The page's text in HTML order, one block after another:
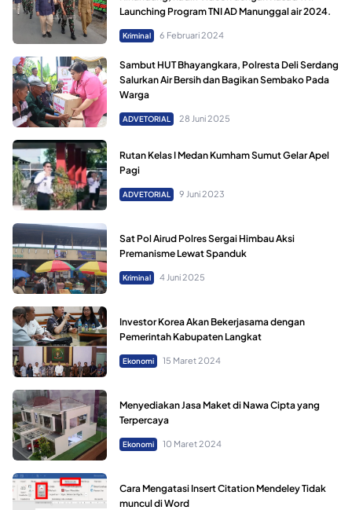
Launching Program TNI AD Manunggal air 2024.
Kriminal 6 Februari 2024
Sambut HUT Bhayangkara, Polresta Deli Serdang
Salurkan Air Bersih dan Bagikan Sembako Pada
Warga
ADVETORIAL 28 Juni 2025
Rutan Kelas I Medan Kumham Sumut Gelar Apel
Pagi
ADVETORIAL 9 Juni 2023
Sat Pol Airud Polres Sergai Himbau Aksi
Premanisme Lewat Spanduk
Kriminal 4 Juni 2025
Investor Korea Akan Bekerjasama dengan
Pemerintah Kabupaten Langkat
Ekonomi 15 Maret 2024
Menyediakan Jasa Maket di Nawa Cipta yang
Terpercaya
Ekonomi 10 Maret 2024
Cara Mengatasi Insert Citation Mendeley Tidak
muncul di Word